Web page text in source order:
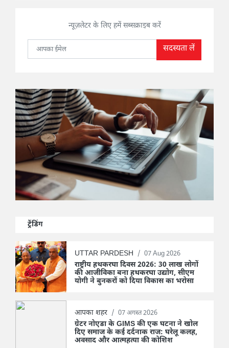
न्यूज़लेटर के लिए हमें सब्सक्राइब करें
सदस्यता लें
ट्रेंडिंग
UTTAR PARDESH / 07 Aug 2026
राष्ट्रीय हथकरघा दिवस 2026: 30 लाख लोगों
की आजीविका बना हथकरघा उद्योग, सीएम
योगी ने बुनकरों को दिया विकास का भरोसा
आपका शहर / 07 अगस्त 2026
ग्रेटर नोएडा के GIMS की एक घटना ने खोल
दिए समाज के कई दर्दनाक राज: घरेलू कलह,
अवसाद और आत्महत्या की कोशिश